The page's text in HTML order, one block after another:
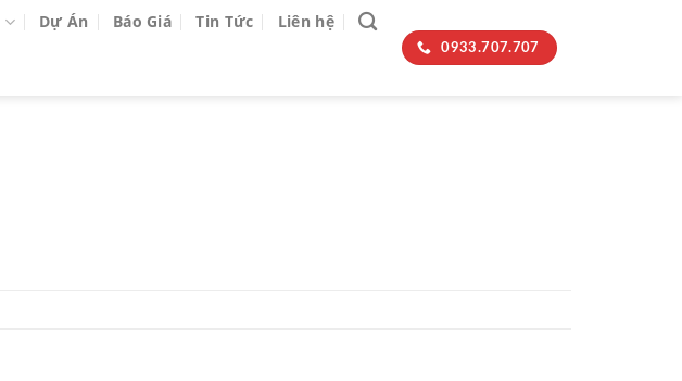
Dự Án Báo Giá Tin Tức Liên hệ
0933.707.707